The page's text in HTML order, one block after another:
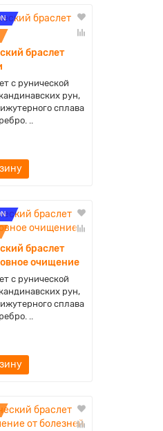
браслет
с рунической
рун,
сплава
..
браслет
очищение
с рунической
рун,
сплава
..